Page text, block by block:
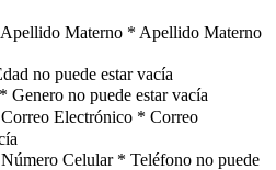
Apellido Materno * Apellido Materno
no puede estar vacía
* Genero no puede estar vacía
Correo Electrónico * Correo
Número Celular * Teléfono no puede